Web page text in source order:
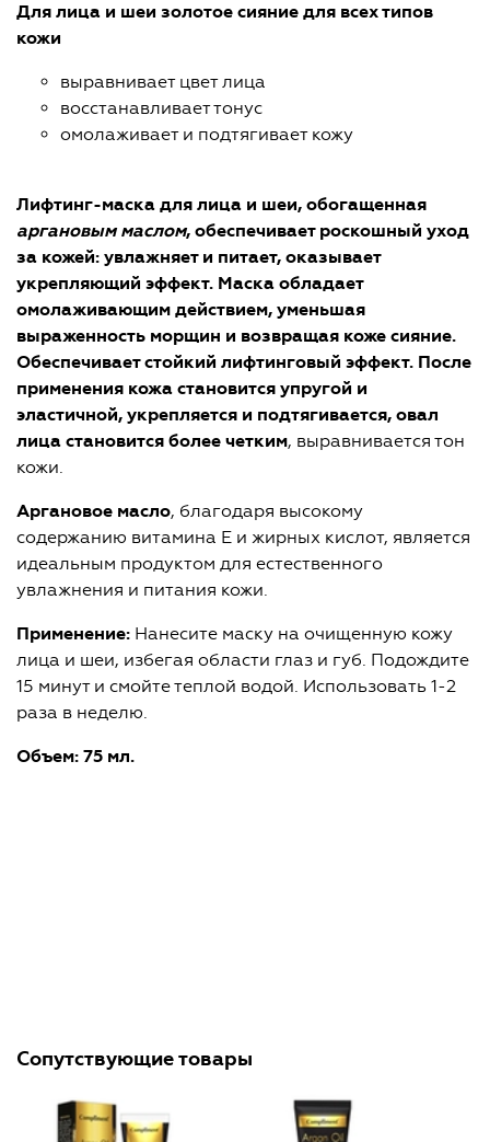
Для лица и шеи золотое сияние для всех типов
кожи
выравнивает цвет лица
восстанавливает тонус
омолаживает и подтягивает кожу
Лифтинг-маска для лица и шеи, обогащенная
аргановым маслом, обеспечивает роскошный уход
за кожей: увлажняет и питает, оказывает
укрепляющий эффект. Маска обладает
омолаживающим действием, уменьшая
выраженность морщин и возвращая коже сияние.
Обеспечивает стойкий лифтинговый эффект. После
применения кожа становится упругой и
эластичной, укрепляется и подтягивается, овал
лица становится более четким, выравнивается тон
кожи.
Аргановое масло, благодаря высокому
содержанию витамина E и жирных кислот, является
идеальным продуктом для естественного
увлажнения и питания кожи.
Применение: Нанесите маску на очищенную кожу
лица и шеи, избегая области глаз и губ. Подождите
15 минут и смойте теплой водой. Использовать 1-2
раза в неделю.
Объем: 75 мл.
Сопутствующие товары